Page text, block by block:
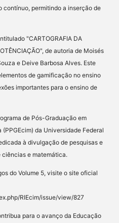
contínuo, permitindo a inserção de
"CARTOGRAFIA DA
de autoria de Moisés
e Deive Barbosa Alves. Este
de gamificação no ensino
importantes para o ensino de
de Pós-Graduação em
da Universidade Federal
à divulgação de pesquisas e
e matemática.
do Volume 5, visite o site oficial
RIEcim/issue/view/827
para o avanço da Educação